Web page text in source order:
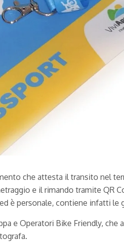
che attesta il transito nel
e il rimando tramite QR
è personale, contiene infatti le
e Operatori Bike Friendly, che